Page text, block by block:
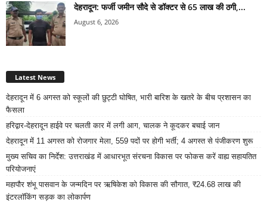
देहरादून: फर्जी जमीन सौदे से डॉक्टर से 65 लाख की ठगी,...
August 6, 2026
Latest News
देहरादून में 6 अगस्त को स्कूलों की छुट्टी घोषित, भारी बारिश के खतरे के बीच प्रशासन का
फैसला
हरिद्वार-देहरादून हाईवे पर चलती कार में लगी आग, चालक ने कूदकर बचाई जान
देहरादून में 11 अगस्त को रोजगार मेला, 559 पदों पर होगी भर्ती; 4 अगस्त से पंजीकरण शुरू
मुख्य सचिव का निर्देश: उत्तराखंड में आधारभूत संरचना विकास पर फोकस करें वाह्य सहायतित
परियोजनाएं
महापौर शंभू पासवान के जन्मदिन पर ऋषिकेश को विकास की सौगात, ₹24.68 लाख की
इंटरलॉकिंग सड़क का लोकार्पण